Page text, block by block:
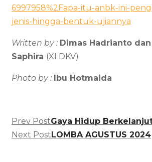
6997958%2Fapa-itu-anbk-ini-
jenis-hingga-bentuk-ujiannya
Written by : Dimas Hadrianto
Saphira (XI DKV)
Photo by : Ibu Hotmaida
Prev PostGaya Hidup
Next PostLOMBA AGUSTUS 2024